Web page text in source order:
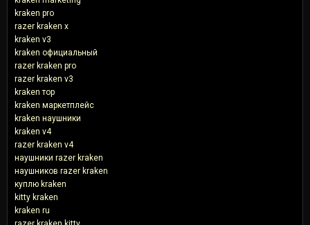
kraken pro
razer kraken x
kraken v3
kraken официальный
razer kraken pro
razer kraken v3
kraken тор
kraken маркетплейс
kraken наушники
kraken v4
razer kraken v4
наушники razer kraken
наушников razer kraken
куплю kraken
kitty kraken
kraken ru